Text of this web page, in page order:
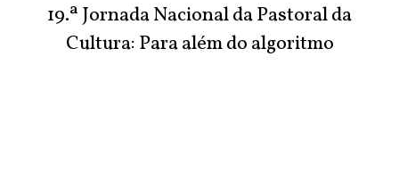
19.ª Jornada Nacional da Pastoral da
Cultura: Para além do algoritmo